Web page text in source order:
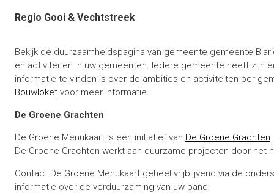
Regio Gooi & Vechtstreek
Bekijk de duurzaamheidspagina van gemeente gemeente
en activiteiten in uw gemeenten. Iedere gemeente heeft zijn
informatie te vinden is over de ambities en activiteiten per
Bouwloket voor meer informatie.
De Groene Grachten
De Groene Menukaart is een initiatief van De Groene Grachten.
De Groene Grachten werkt aan duurzame projecten door het
Contact De Groene Menukaart geheel vrijblijvend via de
informatie over de verduurzaming van uw pand.